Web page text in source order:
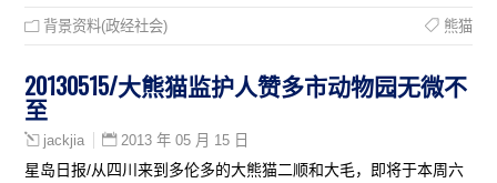
背景资料(政经社会) 熊猫
20130515/大熊猫监护人赞多市动物园无微不
至
jackjia 2013 年 05 月 15 日
星岛日报/从四川来到多伦多的大熊猫二顺和大毛，即将于本周六